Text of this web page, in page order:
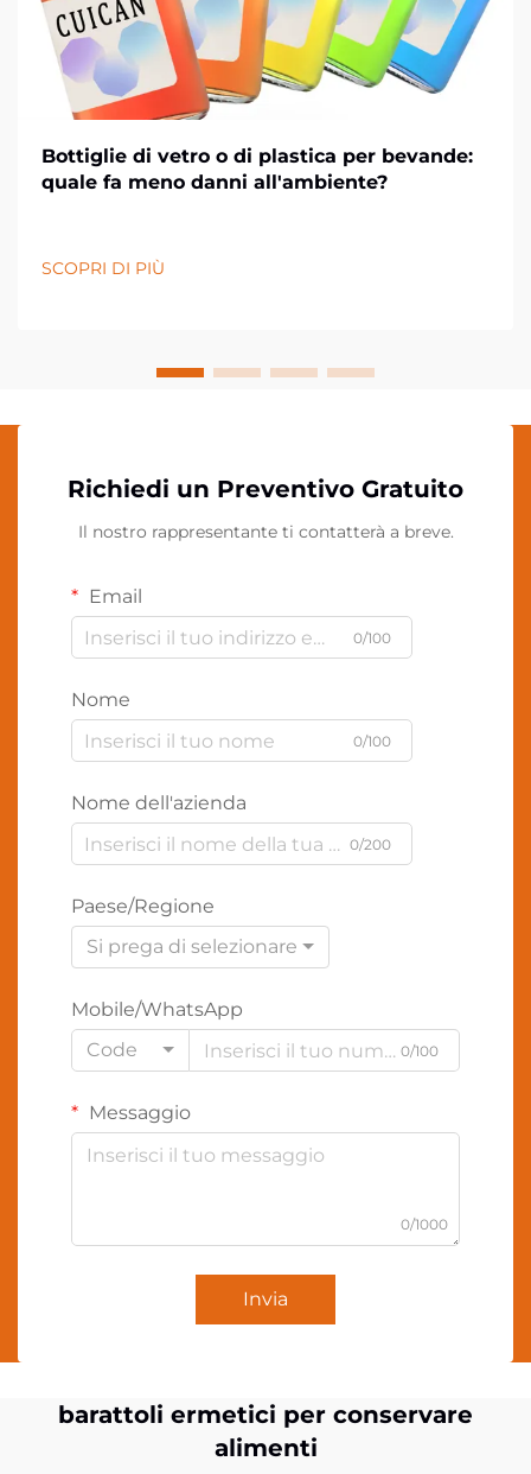
Bottiglie di vetro o di plastica per bevande:
quale fa meno danni all'ambiente?
SCOPRI DI PIÙ
Richiedi un Preventivo Gratuito
Il nostro rappresentante ti contatterà a breve.
Email
0/100
Nome
0/100
Nome dell'azienda
0/200
Paese/Regione
Si prega di selezionare
Mobile/WhatsApp
Code
0/100
Messaggio
0/1000
Invia
barattoli ermetici per conservare
alimenti